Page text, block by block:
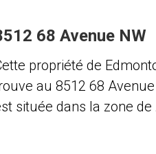
68 Avenue NW
propriété de
au 8512 68
située dans la zone de